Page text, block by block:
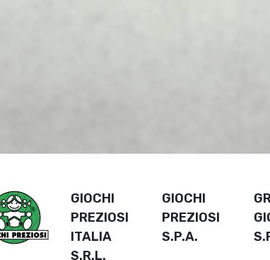
GIOCHI
PREZIOSI
ITALIA
S.R.L.
GIOCHI
PREZIOSI
S.P.A.